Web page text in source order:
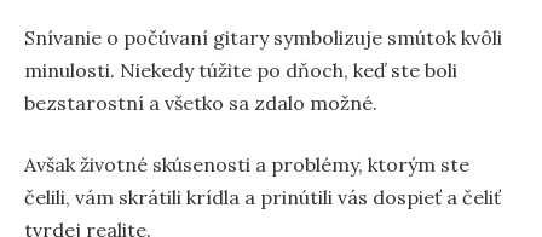
Snívanie o počúvaní gitary symbolizuje smútok kvôli
minulosti. Niekedy túžite po dňoch, keď ste boli
bezstarostní a všetko sa zdalo možné.
Avšak životné skúsenosti a problémy, ktorým ste
čelili, vám skrátili krídla a prinútili vás dospieť a čeliť
tvrdej realite.